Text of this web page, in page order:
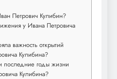
Петрович Кулибин?
у Ивана Петровича
важность открытий
Кулибина?
последние годы жизни
Кулибина?